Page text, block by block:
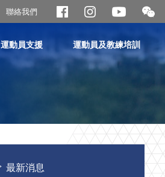
聯絡我們
開
合
二
維
運動員支援 運動員及教練培訓
最新消息